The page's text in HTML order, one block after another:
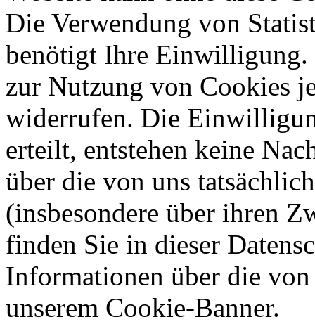
Die Verwendung von
benötigt Ihre
zur Nutzung von Cookies
widerrufen. Die
erteilt, entstehen keine
über die von uns
(insbesondere über ihren
finden Sie in dieser
Informationen über die
unserem Cookie-Banner.